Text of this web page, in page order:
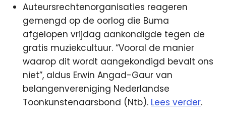
Auteursrechtenorganisaties reageren
gemengd op de oorlog die Buma
afgelopen vrijdag aankondigde tegen de
gratis muziekcultuur. “Vooral de manier
waarop dit wordt aangekondigd bevalt ons
niet”, aldus Erwin Angad-Gaur van
belangenvereniging Nederlandse
Toonkunstenaarsbond (Ntb). Lees verder.